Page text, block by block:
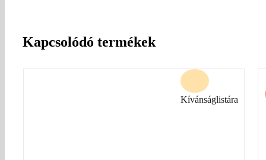
Kapcsolódó termékek
Kívánságlistára